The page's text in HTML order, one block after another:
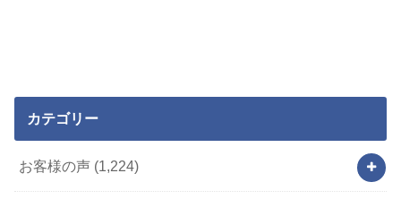
カテゴリー
お客様の声 (1,224)